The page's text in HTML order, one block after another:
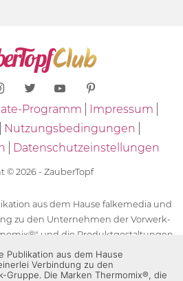
Programm
Impressum
Nutzungsbedingungen
Datenschutzeinstellungen
© 2026 - ZauberTopf
aus dem Hause falkemedia und
zu den Unternehmen der Vorwerk-
und die Produktgestaltungen
Marken der Unternehmen
Thermomix®, die Zeichen TM5®,
Publikation aus dem Hause
Verbindung zu den
Gruppe. Die Marken Thermomix®, die